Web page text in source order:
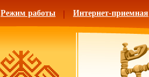
Режим работы Интернет-приемная